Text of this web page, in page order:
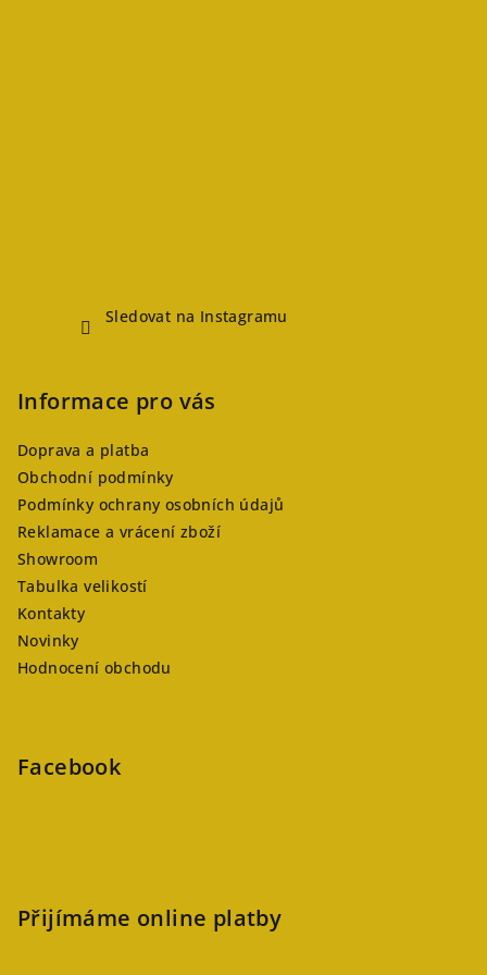
Sledovat na Instagramu
Informace pro vás
Doprava a platba
Obchodní podmínky
Podmínky ochrany osobních údajů
Reklamace a vrácení zboží
Showroom
Tabulka velikostí
Kontakty
Novinky
Hodnocení obchodu
Facebook
Přijímáme online platby